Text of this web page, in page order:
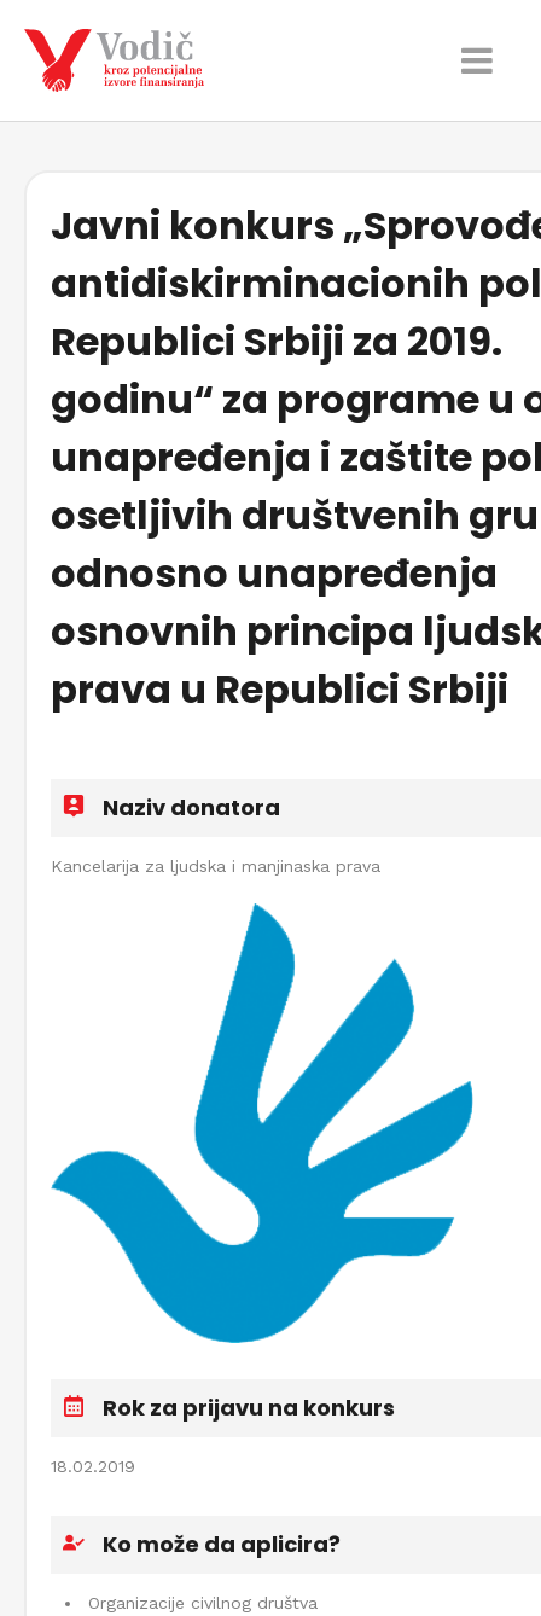
Javni konkurs
antidiskirminacionih
Republici Srbiji za 2019.
godinu“ za programe u
unapređenja i zaštite
osetljivih društvenih
odnosno unapređenja
osnovnih principa
prava u Republici Srbiji
Naziv donatora
Kancelarija za ljudska i manjinaska prava
Rok za prijavu na konkurs
18.02.2019
Ko može da aplicira?
Organizacije civilnog društva